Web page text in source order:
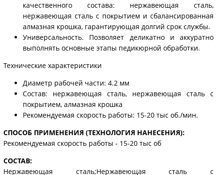
качественного состава: нержавеющая сталь,
нержавеющая сталь с покрытием и сбалансированная
алмазная крошка, гарантирующая долгий срок службы.
Универсальность. Позволяет деликатно и аккуратно
выполнять основные этапы педикюрной обработки.
Технические характеристики
Диаметр рабочей части: 4.2 мм
Состав: нержавеющая сталь, нержавеющая сталь с
покрытием, алмазная крошка
Рекомендуемая скорость работы: 15-20 тыс об./мин.
СПОСОБ ПРИМЕНЕНИЯ (ТЕХНОЛОГИЯ НАНЕСЕНИЯ):
Рекомендуемая скорость работы - 15-20 тыс об
СОСТАВ:
Нержавеющая сталь;Нержавеющая сталь с